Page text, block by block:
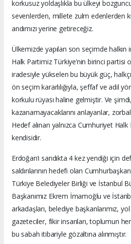
korkusuz yoldaşlıkla bu ülkeyi
sevenlerden, millete zulm edenlerden
andımızı yerine getireceğiz.
Ülkemizde yapılan son seçimde
Halk Partimiz Türkiye’nin birinci partisi
iradesiyle yükselen bu büyük güç,
ön seçim kararlılığıyla, şeffaf ve adil
korkulu rüyası haline gelmiştir. Ve
kazanamayacaklarını anlayanlar,
Hedef alınan yalnızca Cumhuriyet
kendisidir.
Erdoğan’ı sandıkta 4 kez yendiği için
saldırılarının hedefi olan
Türkiye Belediyeler Birliği ve İstanbul
Başkanımız Ekrem İmamoğlu ve
arkadaşları, belediye başkanlarımız, yol
gazeteciler, fikir insanları, toplumun
bu sabah itibariyle gözaltına alınmıştır.